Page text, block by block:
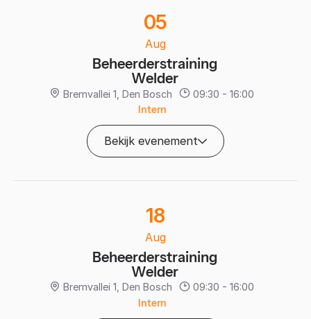
05
Aug
Beheerderstraining
Welder
Bremvallei 1, Den Bosch 09:30 - 16:00
Intern
Bekijk evenement
18
Aug
Beheerderstraining
Welder
Bremvallei 1, Den Bosch 09:30 - 16:00
Intern